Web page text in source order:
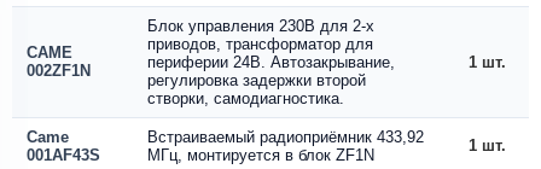
CAME
002ZF1N
Блок управления 230В для 2-х
приводов, трансформатор для
периферии 24В. Автозакрывание,
регулировка задержки второй
створки, самодиагностика.
1 шт.
Came
001AF43S
Встраиваемый радиоприёмник 433,92
МГц, монтируется в блок ZF1N
1 шт.